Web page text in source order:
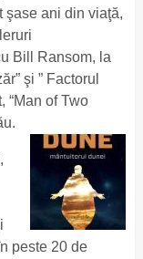
şase ani din viaţă,
Bill Ransom, la
şi ” Factorul
“Man of Two
peste 20 de